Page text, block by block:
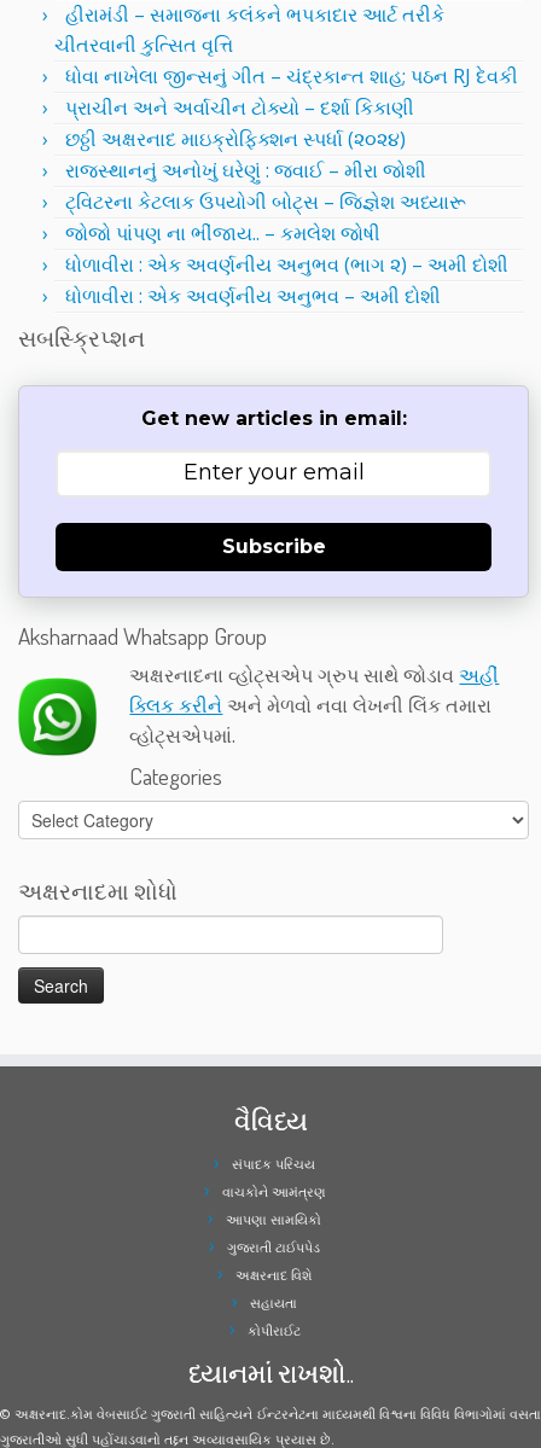
હીરામંડી – સમાજના કલંકને ભપકાદાર આર્ટ તરીકે
ચીતરવાની કુત્સિત વૃત્તિ
ધોવા નાખેલા જીન્સનું ગીત – ચંદ્રકાન્ત શાહ; પઠન RJ દેવકી
પ્રાચીન અને અર્વાચીન ટોક્યો – દર્શા કિકાણી
છઠ્ઠી અક્ષરનાદ માઇક્રોફિક્શન સ્પર્ધા (૨૦૨૪)
રાજસ્થાનનું અનોખું ઘરેણું : જવાઈ – મીરા જોશી
ટ્વિટરના કેટલાક ઉપયોગી બોટ્સ – જિજ્ઞેશ અધ્યારૂ
જોજો પાંપણ ના ભીંજાય.. – કમલેશ જોષી
ધોળાવીરા : એક અવર્ણનીય અનુભવ (ભાગ ૨) – અમી દોશી
ધોળાવીરા : એક અવર્ણનીય અનુભવ – અમી દોશી
સબસ્ક્રિપ્શન
Get new articles in email:
Subscribe
Aksharnaad Whatsapp Group
અક્ષરનાદના વ્હોટ્સએપ ગ્રુપ સાથે જોડાવઅહીં
ક્લિક કરીને અને મેળવો નવા લેખની લિંક તમારા
વ્હોટ્સએપમાં.
Categories
Categories
અક્ષરનાદમા શોધો
વૈવિધ્ય
સંપાદક પરિચય
વાચકોને આમંત્રણ
આપણા સામયિકો
ગુજરાતી ટાઈપપેડ
અક્ષરનાદ વિશે
સહાયતા
કોપીરાઈટ
ધ્યાનમાં રાખશો..
© અક્ષરનાદ.કોમ વેબસાઈટ ગુજરાતી સાહિત્યને ઈન્ટરનેટના માધ્યમથી વિશ્વના વિવિધ વિભાગોમાં વસતા
ગુજરાતીઓ સુધી પહોંચાડવાનો તદ્દન અવ્યાવસાયિક પ્રયાસ છે.